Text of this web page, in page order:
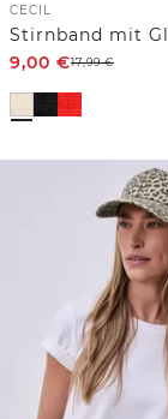
CECIL
9,00 €17,99€